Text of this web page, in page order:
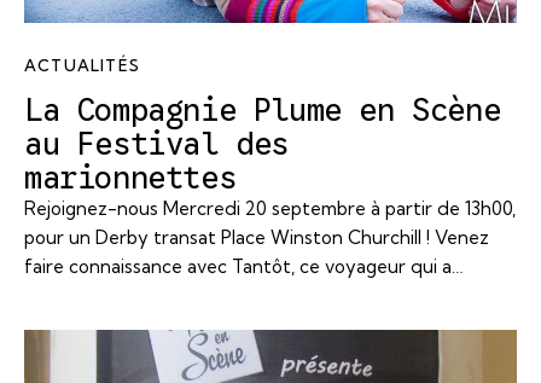
ACTUALITÉS
La Compagnie Plume en Scène
au Festival des
marionnettes
Rejoignez-nous Mercredi 20 septembre à partir de 13h00,
pour un Derby transat Place Winston Churchill ! Venez
faire connaissance avec Tantôt, ce voyageur qui a…